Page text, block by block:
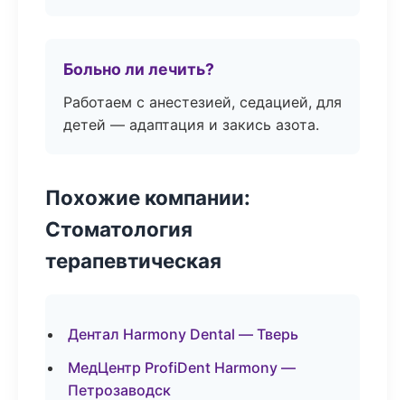
Больно ли лечить?
Работаем с анестезией, седацией, для
детей — адаптация и закись азота.
Похожие компании:
Стоматология
терапевтическая
Дентал Harmony Dental — Тверь
МедЦентр ProfiDent Harmony —
Петрозаводск